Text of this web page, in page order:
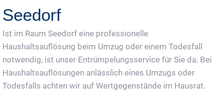
Seedorf
Ist im Raum Seedorf eine professionelle
Haushaltsauflösung beim Umzug oder einem Todesfall
notwendig, ist unser Entrümpelungsservice für Sie da. Bei
Haushaltsauflösungen anlässlich eines Umzugs oder
Todesfalls achten wir auf Wertgegenstände im Hausrat.